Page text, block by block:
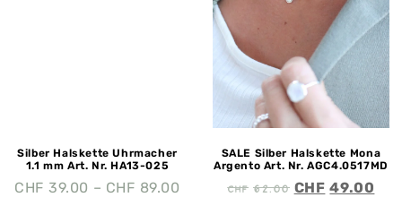
Silber Halskette Uhrmacher
1.1 mm Art. Nr. HA13-025
CHF 39.00 – CHF 89.00
SALE Silber Halskette Mona
Argento Art. Nr. AGC4.0517MD
CHF62.00 CHF 49.00